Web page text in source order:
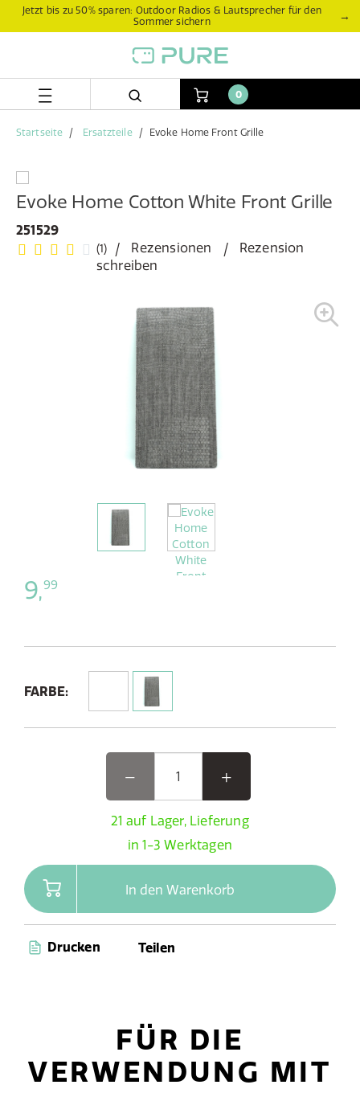
Zum
ZumJetzt bis zu 50% sparen: Outdoor Radios & Lautsprecher für den
Sommer sichern
→
0
Startseite Ersatzteile Evoke Home Front Grille
Evoke Home Cotton White Front Grille
251529
(1) Rezensionen
Rezension
schreiben
9,99
FARBE:
21 auf Lager, Lieferung
in 1-3 Werktagen
In den Warenkorb
Drucken Teilen
FÜR DIE
VERWENDUNG MIT